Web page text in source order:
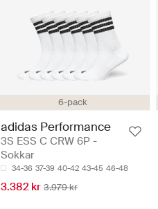
6-pack
adidas Performance
3S ESS C CRW 6P -
Sokkar
34-36 37-39 40-42 43-45 46-48
3.382 kr 3.979 kr